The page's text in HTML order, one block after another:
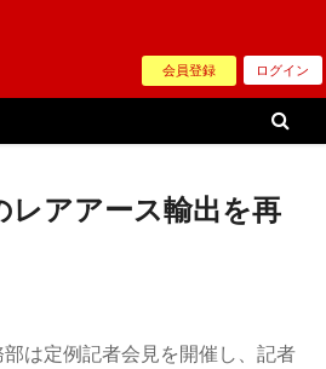
会員登録 ログイン
レアアース輸出を再
は定例記者会見を開催し、記者